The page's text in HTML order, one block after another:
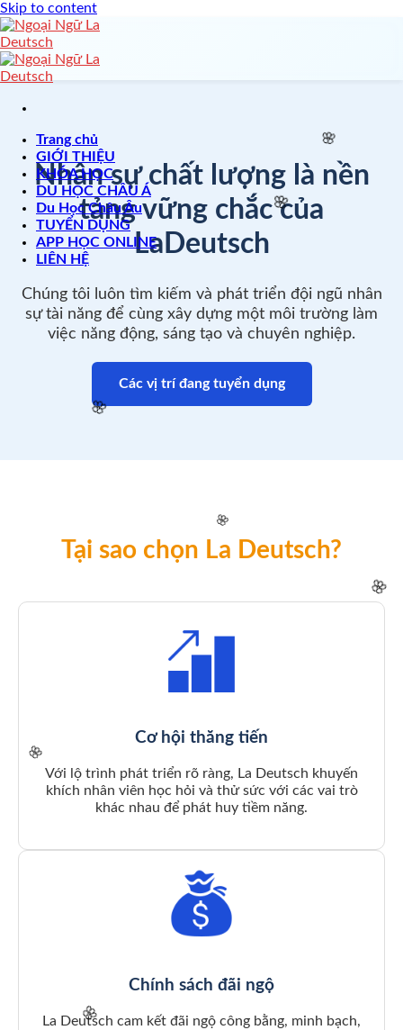
Skip to content
Trang chủ
GIỚI THIỆU
KHÓA HỌC
DU HỌC CHÂU Á
Du Học Châu Âu
TUYỂN DỤNG
APP HỌC ONLINE
LIÊN HỆ
Nhân sự chất lượng là nền
tảng vững chắc của
LaDeutsch
Chúng tôi luôn tìm kiếm và phát triển đội ngũ nhân
sự tài năng để cùng xây dựng một môi trường làm
việc năng động, sáng tạo và chuyên nghiệp.
Các vị trí đang tuyển dụng
Tại sao chọn La Deutsch?
Cơ hội thăng tiến
Với lộ trình phát triển rõ ràng, La Deutsch khuyến
khích nhân viên học hỏi và thử sức với các vai trò
khác nhau để phát huy tiềm năng.
Chính sách đãi ngộ
La Deutsch cam kết đãi ngộ công bằng, minh bạch,